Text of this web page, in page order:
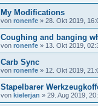
My Modifications
von ronenfe » 28. Okt 2019,
Coughing and banging
von ronenfe » 13. Okt 2019,
Carb Sync
von ronenfe » 12. Okt 2019,
Stapelbarer
von kielerjan » 29. Aug 2019,